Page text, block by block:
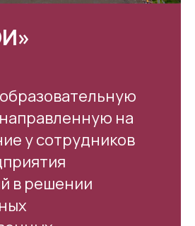
на
у сотрудников
в решении